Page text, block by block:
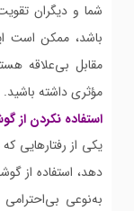
شما و دیگران
باشد، ممکن است
مقابل بی‌علاقه
مؤثری داشته باشید.
استفاده نکردن از
یکی از رفتارهایی
دهد، استفاده از
به‌نوعی